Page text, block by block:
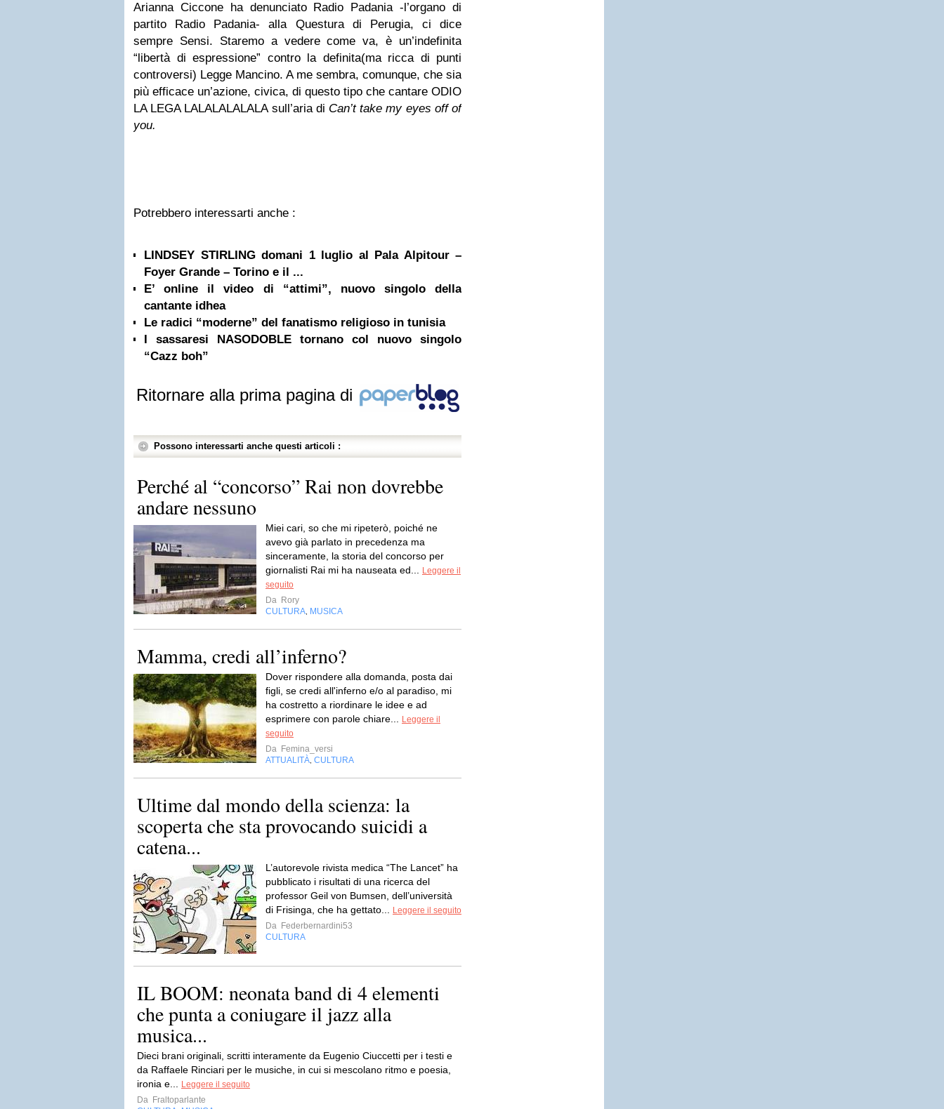
Arianna Ciccone ha denunciato Radio Padania -l’organo di
partito Radio Padania- alla Questura di Perugia, ci dice
sempre Sensi. Staremo a vedere come va, è un’indefinita
“libertà di espressione” contro la definita(ma ricca di punti
controversi) Legge Mancino. A me sembra, comunque, che sia
più efficace un’azione, civica, di questo tipo che cantare ODIO
LA LEGA LALALALALALA sull’aria di Can’t take my eyes off of
you.
Potrebbero interessarti anche :
LINDSEY STIRLING domani 1 luglio al Pala Alpitour –
Foyer Grande – Torino e il ...
E’ online il video di “attimi”, nuovo singolo della
cantante idhea
Le radici “moderne” del fanatismo religioso in tunisia
I sassaresi NASODOBLE tornano col nuovo singolo
“Cazz boh”
Ritornare alla prima pagina di
Possono interessarti anche questi articoli :
Perché al “concorso” Rai non dovrebbe
andare nessuno
Miei cari, so che mi ripeterò, poiché ne
avevo già parlato in precedenza ma
sinceramente, la storia del concorso per
giornalisti Rai mi ha nauseata ed...
Leggere il
seguito
Da Rory
CULTURA MUSICA
Mamma, credi all’inferno?
Dover rispondere alla domanda, posta dai
figli, se credi all'inferno e/o al paradiso, mi
ha costretto a riordinare le idee e ad
esprimere con parole chiare...
Leggere il
seguito
Da Femina_versi
ATTUALITÀ CULTURA
Ultime dal mondo della scienza: la
scoperta che sta provocando suicidi a
catena...
L’autorevole rivista medica “The Lancet” ha
pubblicato i risultati di una ricerca del
professor Geil von Bumsen, dell’università
di Frisinga, che ha gettato...
Leggere il seguito
Da Federbernardini53
CULTURA
IL BOOM: neonata band di 4 elementi
che punta a coniugare il jazz alla
musica...
Dieci brani originali, scritti interamente da Eugenio Ciuccetti per i testi e
da Raffaele Rinciari per le musiche, in cui si mescolano ritmo e poesia,
ironia e...
Leggere il seguito
Da Fraltoparlante